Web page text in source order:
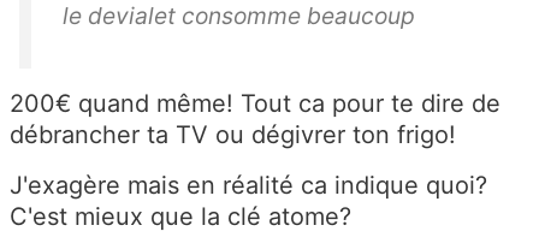
le devialet consomme beaucoup
200€ quand même! Tout ca pour te dire de
débrancher ta TV ou dégivrer ton frigo!
J'exagère mais en réalité ca indique quoi?
C'est mieux que la clé atome?